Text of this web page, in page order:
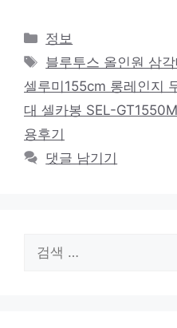
카
테
리
정보
태
그
블루투스 올인원 삼
셀루미155cm 롱레인지
대 셀카봉 SEL-
용후기
댓글 남기기
색: